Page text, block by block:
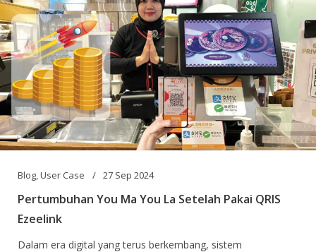
Blog,User Case 27 Sep 2024
Pertumbuhan You Ma You La Setelah Pakai QRIS
Ezeelink
Dalam era digital yang terus berkembang, sistem